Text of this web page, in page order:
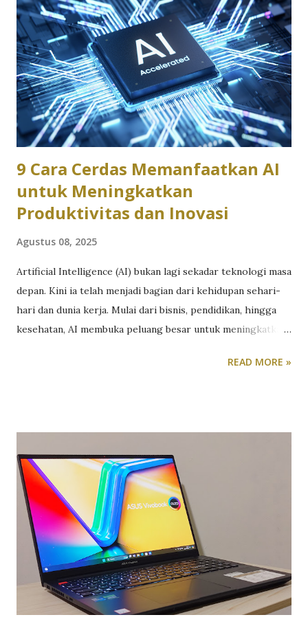
9 Cara Cerdas Memanfaatkan AI
untuk Meningkatkan
Produktivitas dan Inovasi
Agustus 08, 2025
Artificial Intelligence (AI) bukan lagi sekadar teknologi masa
depan. Kini ia telah menjadi bagian dari kehidupan sehari-
hari dan dunia kerja. Mulai dari bisnis, pendidikan, hingga
kesehatan, AI membuka peluang besar untuk meningkatkan
pemanfaatannya optimal, Anda perlu mengetahui cara dan
Dengan begitu, tim Anda dapat fokus pada pekerjaan yang
lebih penting dan strategis, bukan sekadar tugas
administratif. 2. Analisis Data AI sangat unggul dalam
menganalisis data dalam jumlah besar. Dengan teknologi ini,
Anda bisa menemukan pola, tren, dan wawasan yang
mungkin terlewatkan jika dianalisis secara manual. Ini
sangat berguna untuk pemasaran, riset, hingga
pengambilan keputusan bisnis. 3. Pembuatan Konten
Membutuhkan artik...
READ MORE »